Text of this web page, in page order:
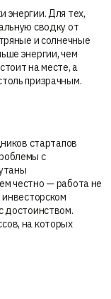
энергии. Для тех,
сводку от
и солнечные
энергии, чем
на месте, а
призрачным.
стартапов
с
честно — работа не
достоинством.
на которых